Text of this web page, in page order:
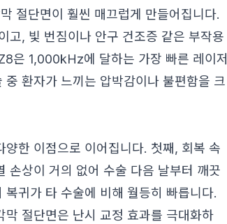
절단면이 훨씬 매끄럽게 만들어집니다.
고, 빛 번짐이나 안구 건조증 같은 부작용
은 1,000kHz에 달하는 가장 빠른 레이저
환자가 느끼는 압박감이나 불편함을 크
한 이점으로 이어집니다. 첫째, 회복 속
손상이 거의 없어 수술 다음 날부터 깨끗
귀가 타 수술에 비해 월등히 빠릅니다.
절단면은 난시 교정 효과를 극대화하